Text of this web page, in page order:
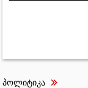
პოლიტიკა